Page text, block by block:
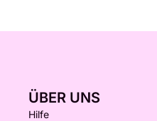
ÜBER UNS
Hilfe